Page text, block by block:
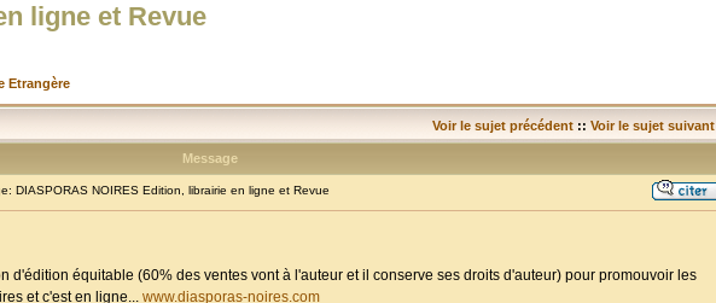
ligne et Revue
Etrangère
Voir le sujet précédent :: Voir le sujet suivant
Message
DIASPORAS NOIRES Edition, librairie en ligne et Revue
d'édition équitable (60% des ventes vont à l'auteur et il conserve ses droits d'auteur) pour promouvoir les
et c'est en ligne... www.diasporas-noires.com